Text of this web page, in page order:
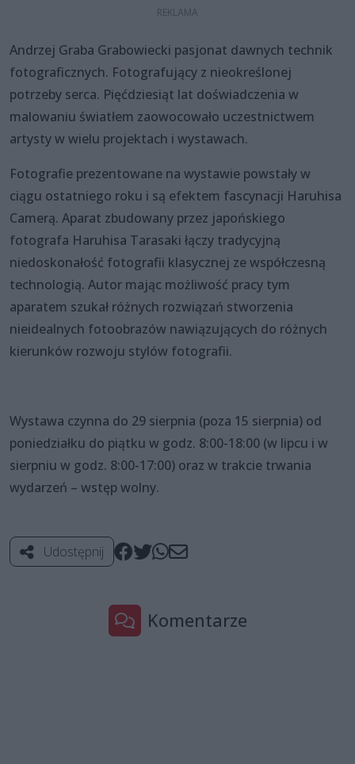
Andrzej Graba Grabowiecki pasjonat dawnych technik
fotograficznych. Fotografujący z nieokreślonej
potrzeby serca. Pięćdziesiąt lat doświadczenia w
malowaniu światłem zaowocowało uczestnictwem
artysty w wielu projektach i wystawach.
Fotografie prezentowane na wystawie powstały w
ciągu ostatniego roku i są efektem fascynacji Haruhisa
Camerą. Aparat zbudowany przez japońskiego
fotografa Haruhisa Tarasaki łączy tradycyjną
niedoskonałość fotografii klasycznej ze współczesną
technologią. Autor mając możliwość pracy tym
aparatem szukał różnych rozwiązań stworzenia
nieidealnych fotoobrazów nawiązujących do różnych
kierunków rozwoju stylów fotografii.
Wystawa czynna do 29 sierpnia (poza 15 sierpnia) od
poniedziałku do piątku w godz. 8:00-18:00 (w lipcu i w
sierpniu w godz. 8:00-17:00) oraz w trakcie trwania
wydarzeń – wstęp wolny.
Udostępnij
Komentarze